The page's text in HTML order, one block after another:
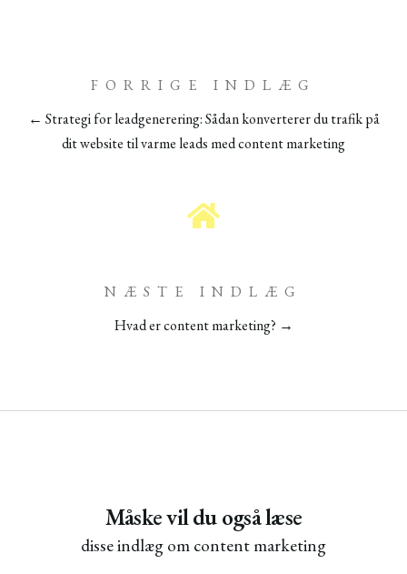
FORRIGE INDLÆG
← Strategi for leadgenerering: Sådan konverterer du trafik på
dit website til varme leads med content marketing
NÆSTE INDLÆG
Hvad er content marketing? →
Måske vil du også læse
disse indlæg om content marketing